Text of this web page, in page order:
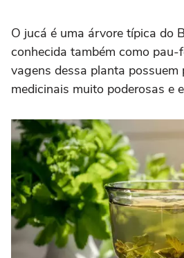
O jucá é uma árvore típica do
conhecida também como pau-
vagens dessa planta possuem
medicinais muito poderosas e